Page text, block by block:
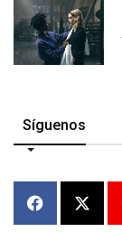
Síguenos